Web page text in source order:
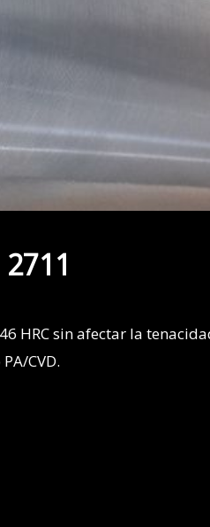
2711
HRC sin afectar la
CVD.